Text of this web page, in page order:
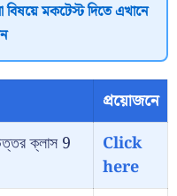
মকটেস্ট দিতে এখানে
প্রয়োজনে
ক্লাস 9
Click
here